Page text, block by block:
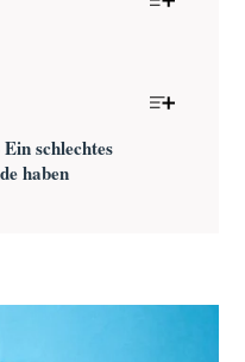
schlechtes
haben